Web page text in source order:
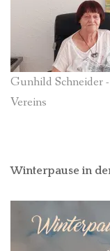
Gunhild Schneider
Vereins
Winterpause in